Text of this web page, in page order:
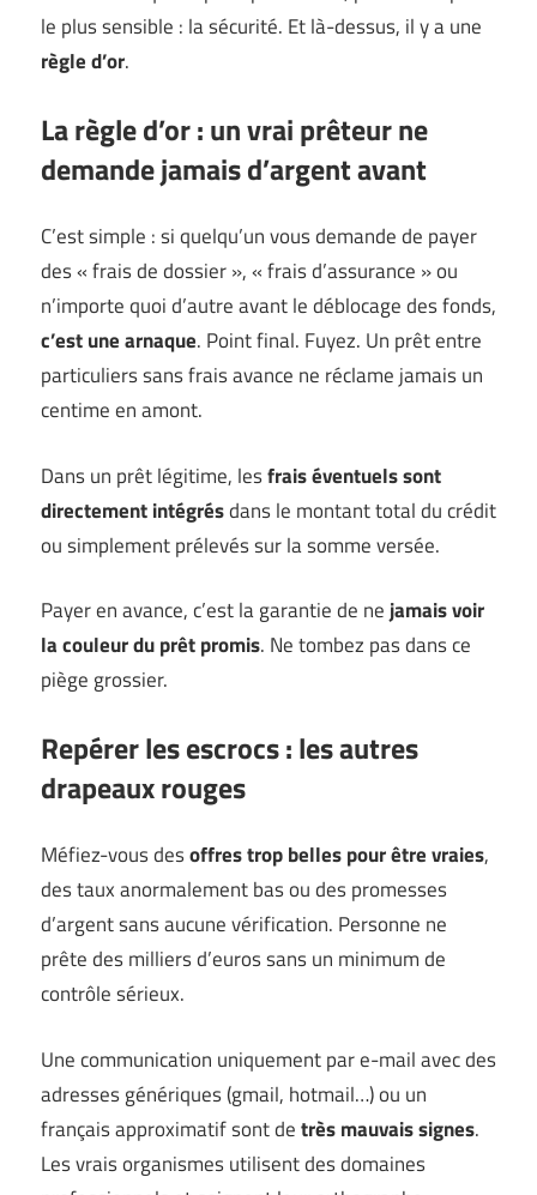
le plus sensible : la sécurité. Et là-dessus, il y a une
règle d’or.
La règle d’or : un vrai prêteur ne
demande jamais d’argent avant
C’est simple : si quelqu’un vous demande de payer
des « frais de dossier », « frais d’assurance » ou
n’importe quoi d’autre avant le déblocage des fonds,
c’est une arnaque. Point final. Fuyez. Un prêt entre
particuliers sans frais avance ne réclame jamais un
centime en amont.
Dans un prêt légitime, lesfrais éventuels sont
directement intégrésdans le montant total du crédit
ou simplement prélevés sur la somme versée.
Payer en avance, c’est la garantie de nejamais voir
la couleur du prêt promis. Ne tombez pas dans ce
piège grossier.
Repérer les escrocs : les autres
drapeaux rouges
Méfiez-vous desoffres trop belles pour être vraies,
des taux anormalement bas ou des promesses
d’argent sans aucune vérification. Personne ne
prête des milliers d’euros sans un minimum de
contrôle sérieux.
Une communication uniquement par e-mail avec des
adresses génériques (gmail, hotmail…) ou un
français approximatif sont detrès mauvais signes.
Les vrais organismes utilisent des domaines